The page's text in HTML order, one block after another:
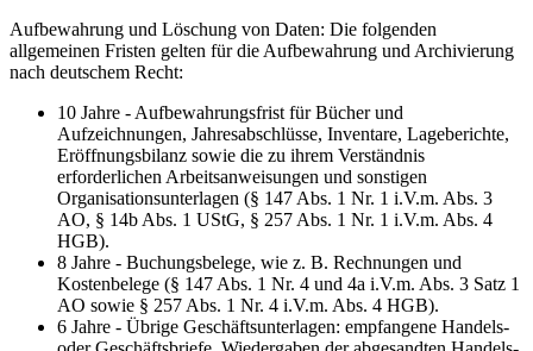
Aufbewahrung und Löschung von Daten: Die folgenden
allgemeinen Fristen gelten für die Aufbewahrung und Archivierung
nach deutschem Recht:
10 Jahre - Aufbewahrungsfrist für Bücher und
Aufzeichnungen, Jahresabschlüsse, Inventare, Lageberichte,
Eröffnungsbilanz sowie die zu ihrem Verständnis
erforderlichen Arbeitsanweisungen und sonstigen
Organisationsunterlagen (§ 147 Abs. 1 Nr. 1 i.V.m. Abs. 3
AO, § 14b Abs. 1 UStG, § 257 Abs. 1 Nr. 1 i.V.m. Abs. 4
HGB).
8 Jahre - Buchungsbelege, wie z. B. Rechnungen und
Kostenbelege (§ 147 Abs. 1 Nr. 4 und 4a i.V.m. Abs. 3 Satz 1
AO sowie § 257 Abs. 1 Nr. 4 i.V.m. Abs. 4 HGB).
6 Jahre - Übrige Geschäftsunterlagen: empfangene Handels-